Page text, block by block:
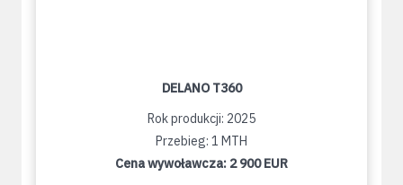
DELANO T360
Rok produkcji: 2025
Przebieg: 1 MTH
Cena wywoławcza: 2 900 EUR